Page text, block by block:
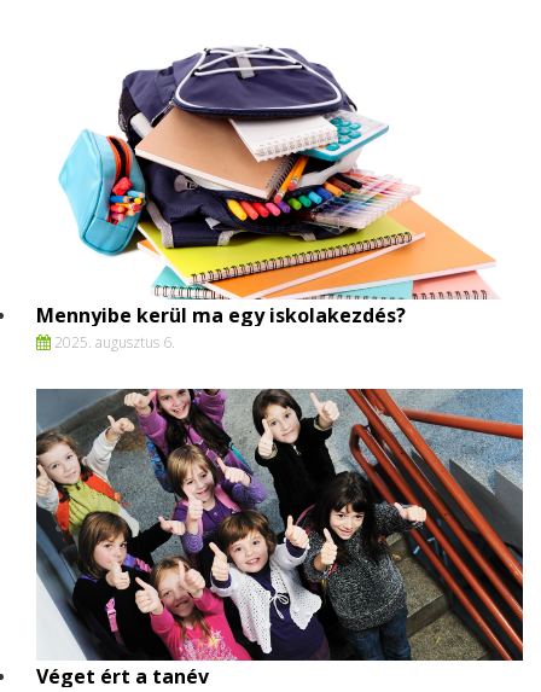
Mennyibe kerül ma egy iskolakezdés?
2025. augusztus 6.
Véget ért a tanév